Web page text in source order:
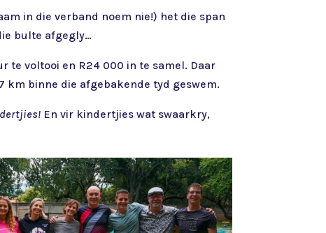
in die verband noem nie!) het die span
bulte afgegly…
te voltooi en R24 000 in te samel. Daar
km binne die afgebakende tyd geswem.
En vir kindertjies wat swaarkry,